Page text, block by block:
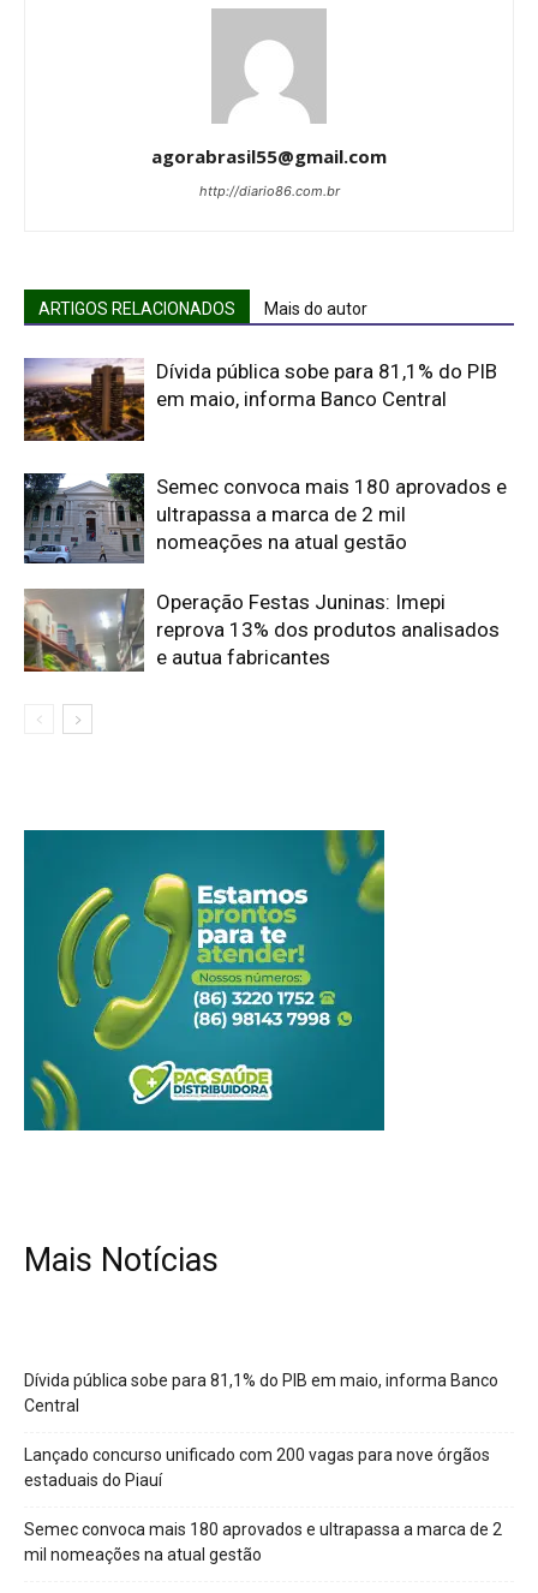
agorabrasil55@gmail.com
http://diario86.com.br
ARTIGOS RELACIONADOS Mais do autor
Dívida pública sobe para 81,1% do PIB
em maio, informa Banco Central
Semec convoca mais 180 aprovados e
ultrapassa a marca de 2 mil
nomeações na atual gestão
Operação Festas Juninas: Imepi
reprova 13% dos produtos analisados
e autua fabricantes
Mais Notícias
Dívida pública sobe para 81,1% do PIB em maio, informa Banco
Central
Lançado concurso unificado com 200 vagas para nove órgãos
estaduais do Piauí
Semec convoca mais 180 aprovados e ultrapassa a marca de 2
mil nomeações na atual gestão